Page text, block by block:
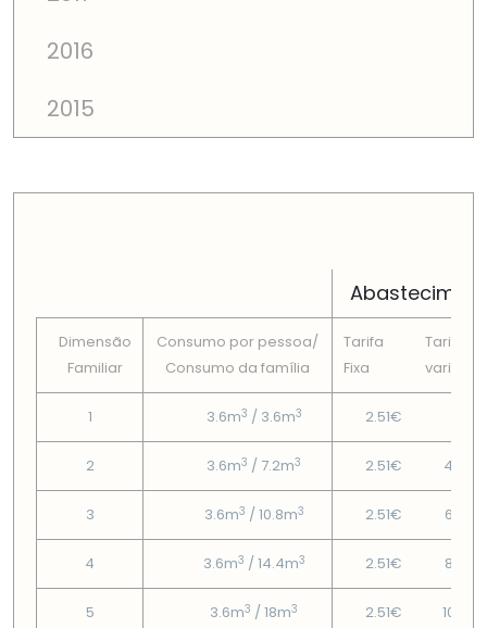
2016
2015
Dimensão
Familiar
Consumo por pessoa/
Consumo da famí­lia
Tarifa
Fixa
Tarifa
variável
1 3.6m3 / 3.6m3 2.51€
2 3.6m3 / 7.2m3 2.51€ 4.22€
3 3.6m3 / 10.8m3 2.51€ 6.57€
4 3.6m3 / 14.4m3 2.51€ 8.92€
5 3.6m3 / 18m3 2.51€ 10.98€